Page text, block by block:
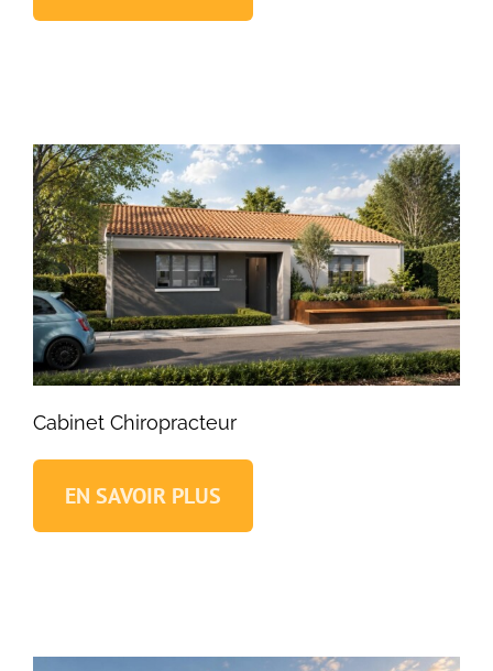
Cabinet Chiropracteur
EN SAVOIR PLUS